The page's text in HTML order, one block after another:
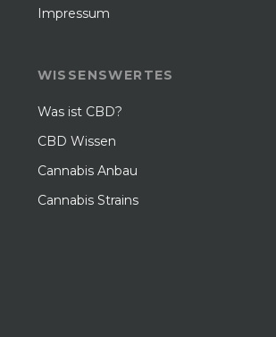
Impressum
WISSENSWERTES
Was ist CBD?
CBD Wissen
Cannabis Anbau
Cannabis Strains